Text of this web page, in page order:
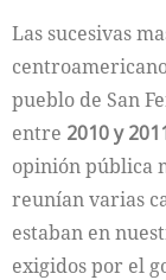
Las sucesivas
pueblo de San
entre 2010 y
opinión pública
reunían varias
estaban en
exigidos por el